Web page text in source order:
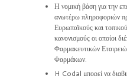
Η νομική βάση για την
ανωτέρω πληροφοριών
Ευρωπαϊκούς και
κανονισμούς οι οποίοι
Φαρμακευτικών
Φαρμάκων.
H Codal μπορεί να